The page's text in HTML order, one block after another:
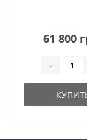
61 800
-